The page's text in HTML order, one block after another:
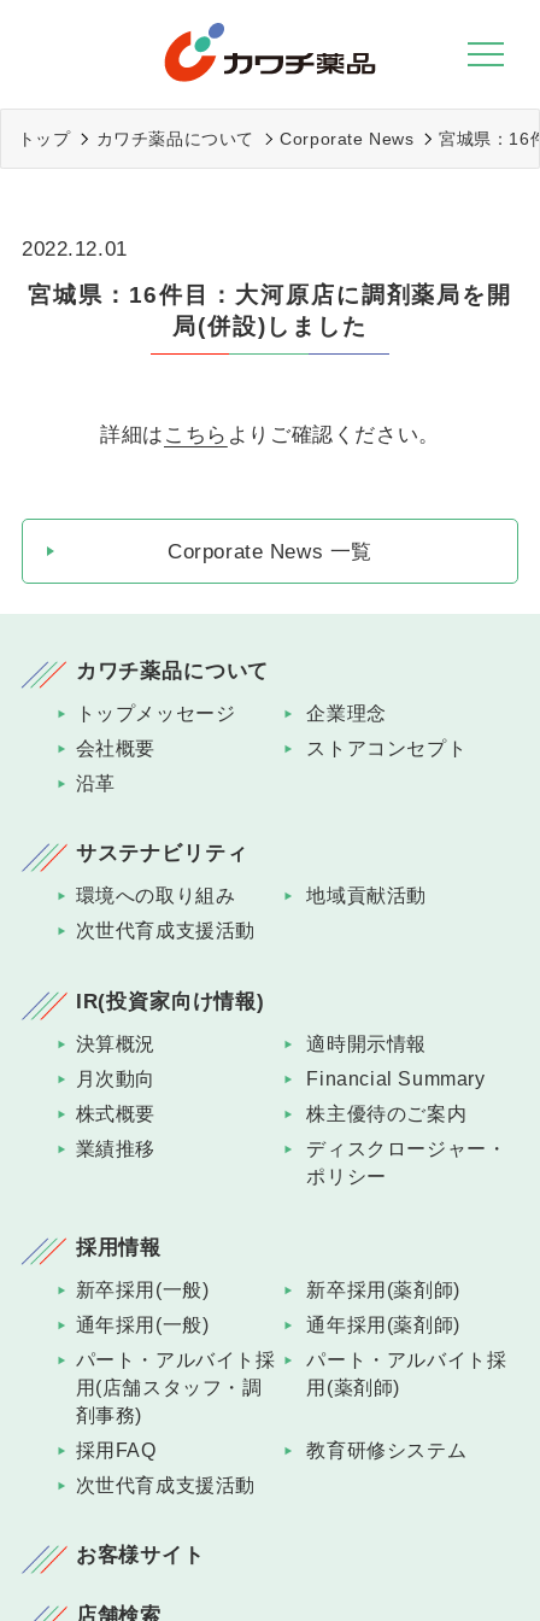
トップ カワチ薬品について Corporate News 宮城県：16
2022.12.01
宮城県：16件目：大河原店に調剤薬局を開
局(併設)しました
詳細は こちら よりご確認ください。
Corporate News 一覧
カワチ薬品について
トップメッセージ
企業理念
会社概要
ストアコンセプト
沿革
サステナビリティ
環境への取り組み
地域貢献活動
次世代育成支援活動
IR(投資家向け情報)
決算概況
適時開示情報
月次動向
Financial Summary
株式概要
株主優待のご案内
業績推移
ディスクロージャー・
ポリシー
採用情報
新卒採用(一般)
新卒採用(薬剤師)
通年採用(一般)
通年採用(薬剤師)
パート・アルバイト採
用(店舗スタッフ・調
剤事務)
パート・アルバイト採
用(薬剤師)
採用FAQ
教育研修システム
次世代育成支援活動
お客様サイト
店舗検索